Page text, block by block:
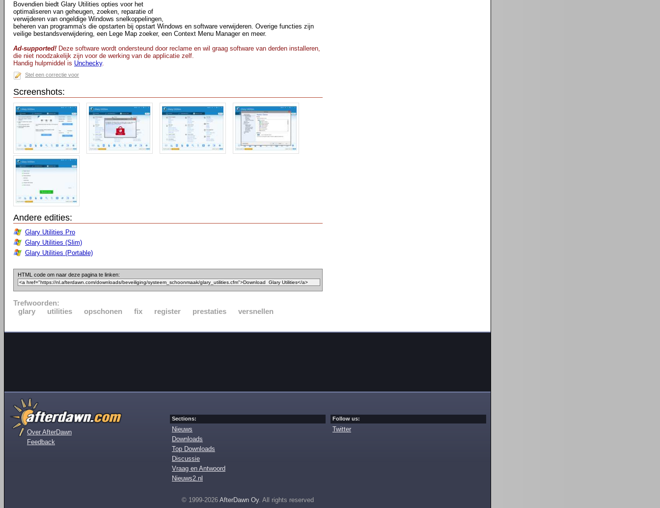
Bovendien biedt Glary Utilities opties voor het
optimaliseren van geheugen, zoeken, reparatie of
verwijderen van ongeldige Windows snelkoppelingen,
beheren van programma's die opstarten bij opstart Windows en software verwijderen. Overige functies zijn
veilige bestandsverwijdering, een Lege Map zoeker, een Context Menu Manager en meer.
Ad-supported! Deze software wordt ondersteund door reclame en wil graag software van derden installeren,
die niet noodzakelijk zijn voor de werking van de applicatie zelf.
Handig hulpmiddel is Unchecky.
Stel een correctie voor
Screenshots:
Andere edities:
Glary Utilities Pro
Glary Utilities (Slim)
Glary Utilities (Portable)
HTML code om naar deze pagina te linken:
Trefwoorden:
glary
utilities opschonen fix register prestaties versnellen
Over AfterDawn
Feedback
Sections:
Nieuws
Downloads
Top Downloads
Discussie
Vraag en Antwoord
Nieuws2.nl
Follow us:
Twitter
© 1999-2026 AfterDawn Oy. All rights reserved